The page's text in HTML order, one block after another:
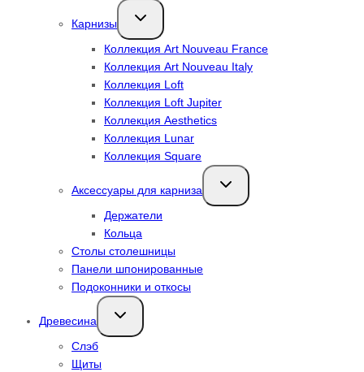
Карнизы
Переключить
дочернее
Коллекция Art Nouveau France
Коллекция Art Nouveau Italy
Коллекция Loft
Коллекция Loft Jupiter
Коллекция Aesthetics
Коллекция Lunar
Коллекция Square
Аксессуары для карниза
Переключить
дочернее
Держатели
Кольца
Столы столешницы
Панели шпонированные
Подоконники и откосы
Древесина
Переключить
дочернее
Слэб
Щиты